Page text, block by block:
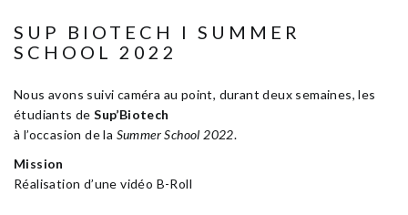
SUP BIOTECH I SUMMER
SCHOOL 2022
Nous avons suivi caméra au point, durant deux semaines, les
étudiants deSup’Biotech
à l’occasion de la Summer School 2022.
Mission
Réalisation d’une vidéo B-Roll